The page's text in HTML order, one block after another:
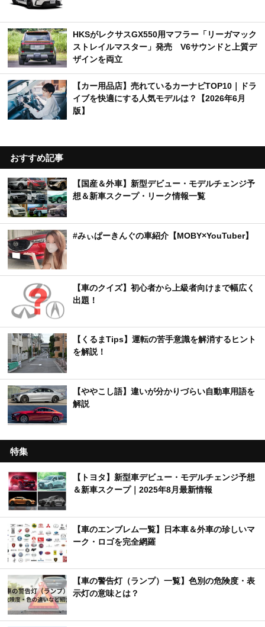
HKSがレクサスGX550用マフラー「リーガマック
ストレイルマスター」発売 V6サウンドと上質デ
ザインを両立
【カー用品店】売れているカーナビTOP10｜ドラ
イブを快適にする人気モデルは？【2026年6月
版】
おすすめ記事
【国産＆外車】新型デビュー・モデルチェンジ予
想＆新車スクープ・リーク情報一覧
#みぃぱーきんぐの車紹介【MOBY×YouTuber】
【車のクイズ】初心者から上級者向けまで幅広く
出題！
【くるまTips】運転の苦手意識を解消するヒント
を解説！
【ややこし語】違いが分かりづらい自動車用語を
解説
特集
【トヨタ】新型車デビュー・モデルチェンジ予想
＆新車スクープ｜2025年8月最新情報
【車のエンブレム一覧】日本車＆外車の珍しいマ
ーク・ロゴを完全網羅
【車の警告灯（ランプ）一覧】色別の危険度・表
示灯の意味とは？